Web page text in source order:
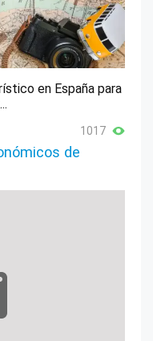
en España para
1017
de